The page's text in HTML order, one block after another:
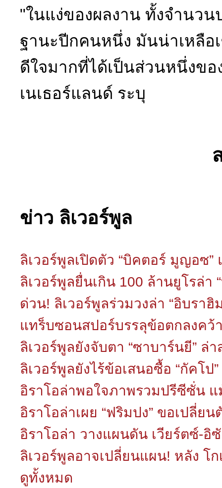
"ในแง่ของผลงาน ทั้งจำนว
ฐานะปีกคนหนึ่ง มันน่าเหลือ
ดีใจมากที่ได้เป็นส่วนหนึ่งข
เนเธอร์แลนด์ ระบุ
ข่าว ลิเวอร์พูล
ลิเวอร์พูลเปิดตัว “บิคตอร์ มูญอซ
ลิเวอร์พูลยื่นเกิน 100 ล้านยูโรล่า
ด่วน! ลิเวอร์พูลร่วมวงล่า “อิบรา
แทร็บซอนสปอร์บรรลุข้อตกลงคว้
ลิเวอร์พูลยังจับตา “ซาบาร์นยี” ล่
ลิเวอร์พูลยังไร้ข้อเสนอซื้อ “กัคโ
อิราโอล่าพอใจภาพรวมปรีซีซั่น แ
อิราโอล่าเผย “ฟริมปง” ขอเปลี่ย
อิราโอล่า วางแผนดัน เวียร์ตซ์-อิ
ลิเวอร์พูลอาจเปลี่ยนแผน! หลัง โ
ดูทั้งหมด